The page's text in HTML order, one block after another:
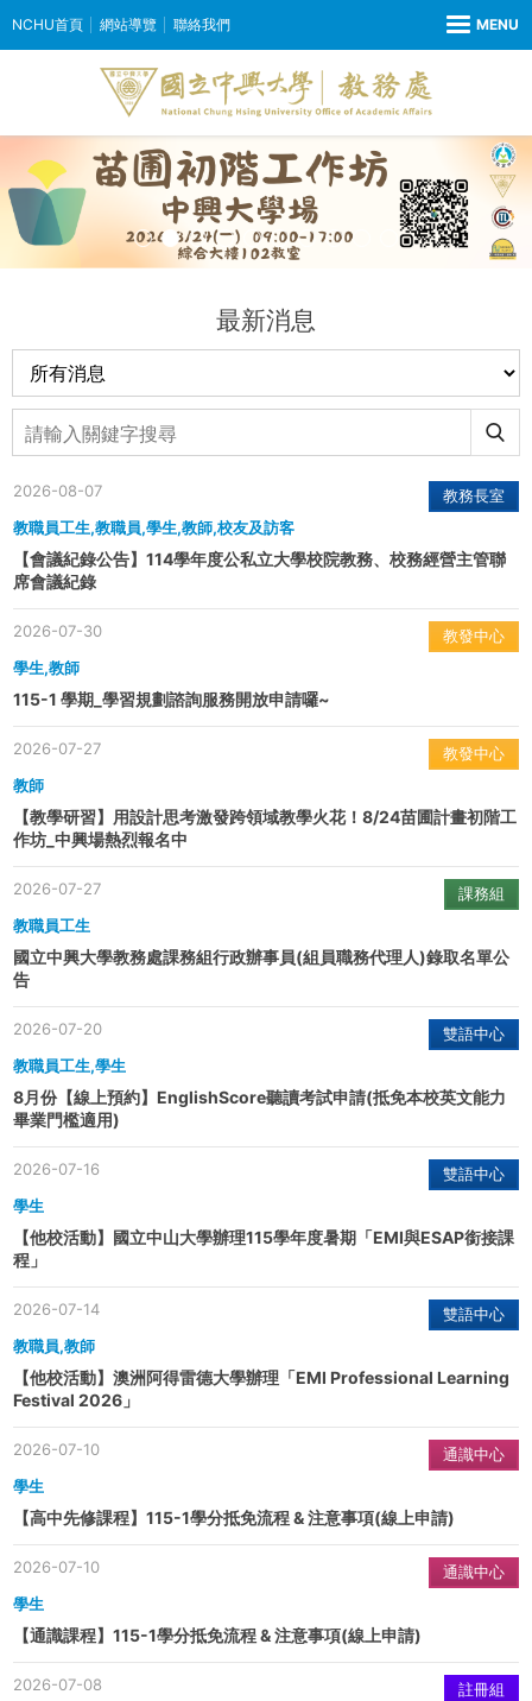
NCHU首頁 網站導覽 聯絡我們
最新消息
教務長室
教職員工生,教職員,學生,教師,校友及訪客
2026-08-07
【會議紀錄公告】114學年度公私立大學校院教務、校務經營主管聯
席會議紀錄
教發中心
學生,教師
2026-07-30
115-1 學期_學習規劃諮詢服務開放申請囉~
教發中心
教師
2026-07-27
【教學研習】用設計思考激發跨領域教學火花！8/24苗圃計畫初階工
作坊_中興場熱烈報名中
課務組
教職員工生
2026-07-27
國立中興大學教務處課務組行政辦事員(組員職務代理人)錄取名單公
告
雙語中心
教職員工生,學生
2026-07-20
8月份【線上預約】EnglishScore聽讀考試申請(抵免本校英文能力
畢業門檻適用)
雙語中心
學生
2026-07-16
【他校活動】國立中山大學辦理115學年度暑期「EMI與ESAP銜接課
程」
雙語中心
教職員,教師
2026-07-14
【他校活動】澳洲阿得雷德大學辦理「EMI Professional Learning
Festival 2026」
通識中心
學生
2026-07-10
【高中先修課程】115-1學分抵免流程 & 注意事項(線上申請)
通識中心
學生
2026-07-10
【通識課程】115-1學分抵免流程 & 注意事項(線上申請)
註冊組
2026-07-08